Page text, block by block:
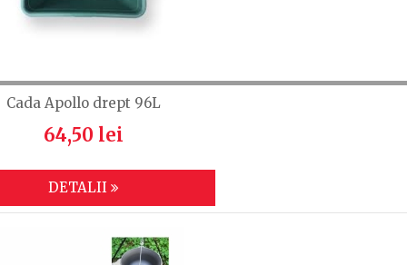
Cada Apollo drept 96L
64,50 lei
DETALII